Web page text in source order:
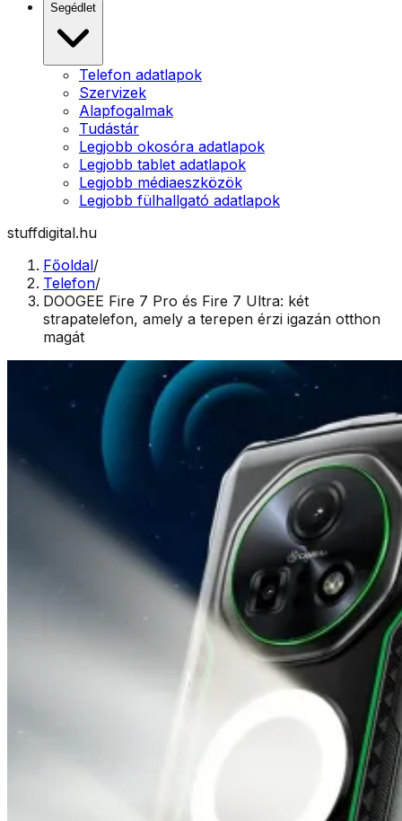
Segédlet
Telefon adatlapok
Szervizek
Alapfogalmak
Tudástár
Legjobb okosóra adatlapok
Legjobb tablet adatlapok
Legjobb médiaeszközök
Legjobb fülhallgató adatlapok
stuffdigital.hu
Főoldal/
Telefon/
DOOGEE Fire 7 Pro és Fire 7 Ultra: két
strapatelefon, amely a terepen érzi igazán otthon
magát